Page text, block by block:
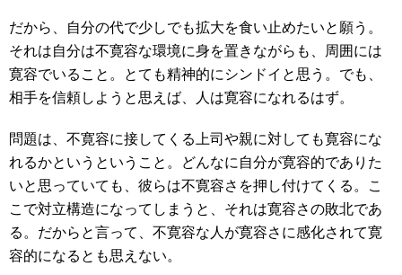
だから、自分の代で少しでも拡大を食い止めたいと願う。
それは自分は不寛容な環境に身を置きながらも、周囲には
寛容でいること。とても精神的にシンドイと思う。でも、
相手を信頼しようと思えば、人は寛容になれるはず。
問題は、不寛容に接してくる上司や親に対しても寛容にな
れるかというということ。どんなに自分が寛容的でありた
いと思っていても、彼らは不寛容さを押し付けてくる。こ
こで対立構造になってしまうと、それは寛容さの敗北であ
る。だからと言って、不寛容な人が寛容さに感化されて寛
容的になるとも思えない。